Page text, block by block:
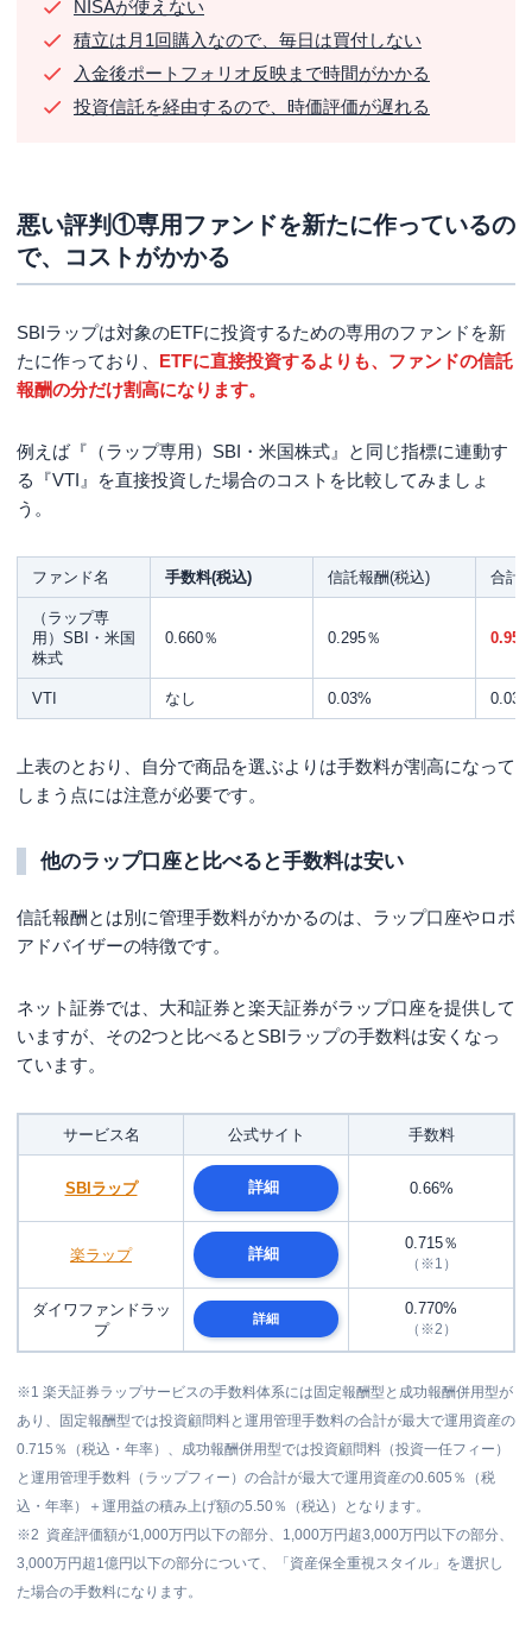
NISAが使えない
積立は月1回購入なので、毎日は買付しない
入金後ポートフォリオ反映まで時間がかかる
投資信託を経由するので、時価評価が遅れる
悪い評判①専用ファンドを新たに作っているの
で、コストがかかる
SBIラップは対象のETFに投資するための専用のファンドを新
たに作っており、 ETFに直接投資するよりも、ファンドの信託
報酬の分だけ割高になります。
例えば『（ラップ専用）SBI・米国株式』と同じ指標に連動す
る『VTI』を直接投資した場合のコストを比較してみましょ
う。
ファンド名 手数料(税込) 信託報酬(税込) 合計
（ラップ専
用）SBI・米国
株式
0.660％ 0.295％
VTI なし 0.03%
上表のとおり、自分で商品を選ぶよりは手数料が割高になって
しまう点には注意が必要です。
他のラップ口座と比べると手数料は安い
信託報酬とは別に管理手数料がかかるのは、ラップ口座やロボ
アドバイザーの特徴です。
ネット証券では、大和証券と楽天証券がラップ口座を提供して
いますが、その2つと比べるとSBIラップの手数料は安くなっ
ています。
サービス名 公式サイト 手数料
SBIラップ 詳細 0.66%
楽ラップ 詳細
0.715％
（※1）
ダイワファンドラッ
プ
詳細
0.770%
（※2）
※1 楽天証券ラップサービスの手数料体系には固定報酬型と成功報酬併用型が
あり、固定報酬型では投資顧問料と運用管理手数料の合計が最大で運用資産の
0.715％（税込・年率）、成功報酬併用型では投資顧問料（投資一任フィー）
と運用管理手数料（ラップフィー）の合計が最大で運用資産の0.605％（税
込・年率）＋運用益の積み上げ額の5.50％（税込）となります。
※2 資産評価額が1,000万円以下の部分、1,000万円超3,000万円以下の部分、
3,000万円超1億円以下の部分について、「資産保全重視スタイル」を選択し
た場合の手数料になります。